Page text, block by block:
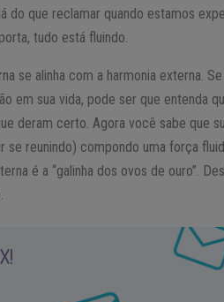
do que reclamar quando estamos
tudo está fluindo.
se alinha com a harmonia externa.
em sua vida, pode ser que entenda
deram certo. Agora você sabe que
se reunindo) compondo uma força
é a “galinha dos ovos de ouro”.